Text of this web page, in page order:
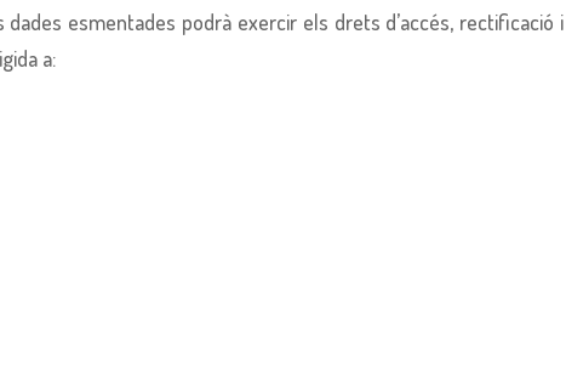
esmentades podrà exercir els drets d’accés, rectificació i
a: